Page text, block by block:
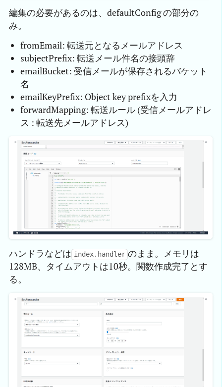
編集の必要があるのは、defaultConfig の部分の
み。
fromEmail: 転送元となるメールアドレス
subjectPrefix: 転送メール件名の接頭辞
emailBucket: 受信メールが保存されるバケット
名
emailKeyPrefix: Object key prefixを入力
forwardMapping: 転送ルール (受信メールアドレ
ス : 転送先メールアドレス)
ハンドラなどは index.handler のまま。メモリは
128MB、タイムアウトは10秒。関数作成完了とす
る。